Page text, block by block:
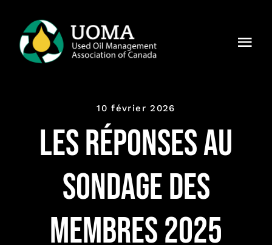
content
Actualités
10 février 2026
Les réponses au
sondage des
membres 2025